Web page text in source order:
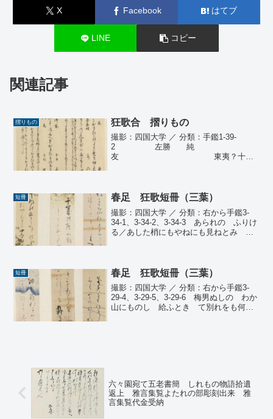
X Facebook はてブ
LINE コピー
関連記事
摺りもの 狂歌合 摺りもの
撮影：四国大学 ／ 分類：手鑑1-39-
2 左勝 純
友 東夷？十い
に高き生田のもりのかへり花二度かけ...
短冊 春足 狂歌短冊（三葉）
撮影：四国大学 ／ 分類：右から手鑑3-
34-1、3-34-2、3-34-3 あられの ふりけ
る／あした梢にもやねにも見ねとみゝに
から...
短冊 春足 狂歌短冊（三葉）
撮影：四国大学 ／ 分類：右から手鑑3-
29-4、3-29-5、3-29-6 梅男ぬしの わか
山にものし 給ふときゝて別れをも何を
六々園宛て五老書簡 しれもの物語拾遺
返上 雅言集覧よたれの部彫刻出来 雅
言集覧代金受納